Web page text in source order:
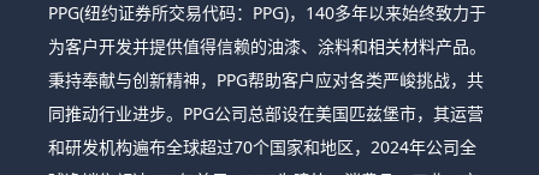
PPG(纽约证券所交易代码：PPG)，140多年以来始终致力于
为客户开发并提供值得信赖的油漆、涂料和相关材料产品。
秉持奉献与创新精神，PPG帮助客户应对各类严峻挑战，共
同推动行业进步。PPG公司总部设在美国匹兹堡市，其运营
和研发机构遍布全球超过70个国家和地区，2024年公司全